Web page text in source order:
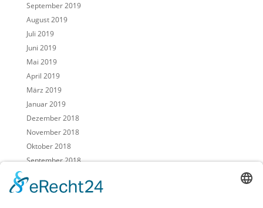
September 2019
August 2019
Juli 2019
Juni 2019
Mai 2019
April 2019
März 2019
Januar 2019
Dezember 2018
November 2018
Oktober 2018
September 2018
Juli 2018